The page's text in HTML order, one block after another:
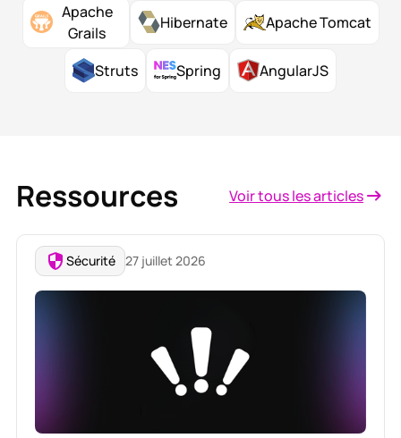
Apache
Grails
Hibernate Apache Tomcat
Struts Spring AngularJS
Ressources Voir tous les articles
Sécurité 27 juillet 2026